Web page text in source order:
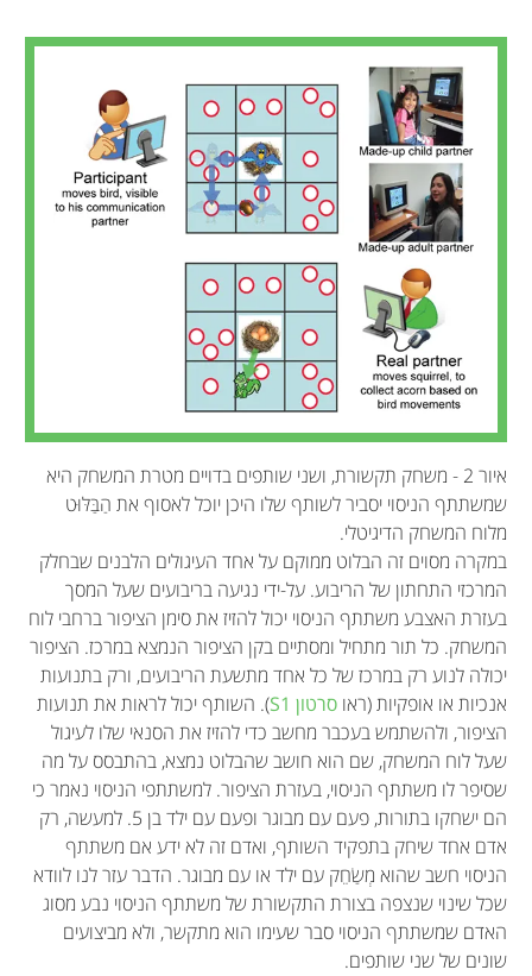
איור 2 - משחק תקשורת, ושני שותפים בדויים מטרת המשחק היא
שמשתתף הניסוי יסביר לשותף שלו היכן יוכל לאסוף את הַבַּלּוּט
מלוח המשחק הדיגיטלי.
במקרה מסוים זה הבלוט ממוקם על אחד העיגולים הלבנים שבחלק
המרכזי התחתון של הריבוע. על-ידי נגיעה בריבועים שעל המסך
בעזרת האצבע משתתף הניסוי יכול להזיז את סימן הציפור ברחבי לוח
המשחק. כל תור מתחיל ומסתיים בקן הציפור הנמצא במרכז. הציפור
יכולה לנוע רק במרכז של כל אחד מתשעת הריבועים, ורק בתנועות
אנכיות או אופקיות (ראו סרטון S1
). השותף יכול לראות את תנועות
הציפור, ולהשתמש בעכבר מחשב כדי להזיז את הסנאי שלו לעיגול
שעל לוח המשחק, שם הוא חושב שהבלוט נמצא, בהתבסס על מה
שסיפר לו משתתף הניסוי, בעזרת הציפור. למשתתפי הניסוי נאמר כי
הם ישחקו בתורות, פעם עם מבוגר ופעם עם ילד בן 5. למעשה, רק
אדם אחד שיחק בתפקיד השותף, ואדם זה לא ידע אם משתתף
הניסוי חשב שהוא מְשַׂחֵק עם ילד או עם מבוגר. הדבר עזר לנו לוודא
שכל שינוי שנצפה בצורת התקשורת של משתתף הניסוי נבע מסוג
האדם שמשתתף הניסוי סבר שעימו הוא מתקשר, ולא מביצועים
שונים של שני שותפים.